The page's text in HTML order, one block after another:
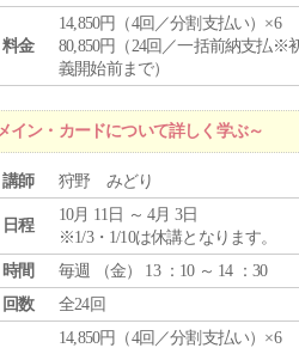
料金
14,850円（4回／分割支払い）×6
80,850円（24回／一括前納支払※
義開始前まで）
ン・カードについて詳しく学ぶ～
講師 狩野 みどり
日程
10月 11日 ～ 4月 3日
※1/3・1/10は休講となります。
時間
毎週 （金） 13 ：10 ～ 14 ：30
回数
全24回
14,850円（4回／分割支払い）×6